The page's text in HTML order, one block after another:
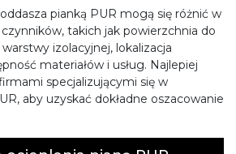
pianką PUR mogą się różnić w
takich jak powierzchnia do
izolacyjnej, lokalizacja
materiałów i usług. Najlepiej
specjalizującymi się w
aby uzyskać dokładne oszacowanie